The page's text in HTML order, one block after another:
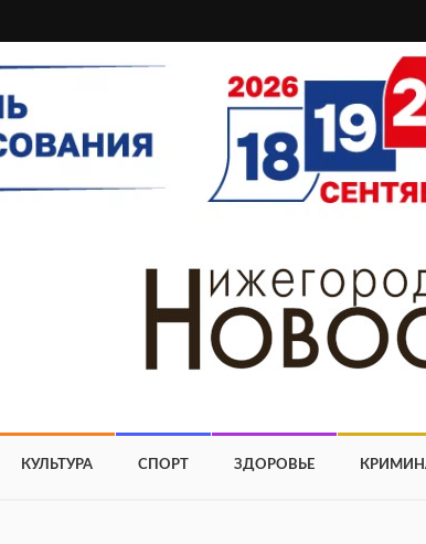
КУЛЬТУРА СПОРТ ЗДОРОВЬЕ